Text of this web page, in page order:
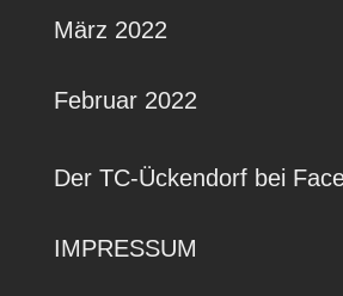
März 2022
Februar 2022
Der TC-Ückendorf bei
IMPRESSUM